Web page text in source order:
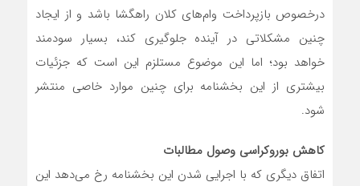
درخصوص بازپرداخت وام‌‌های کلان راهگشا باشد و از ایجاد
چنین مشکلاتی در آینده جلوگیری کند، بسیار سودمند
خواهد بود؛ اما این موضوع مستلزم این است که جزئیات
بیشتری از این بخشنامه برای چنین موارد خاصی منتشر
شود.
کاهش بوروکراسی وصول مطالبات
اتفاق دیگری که با اجرایی شدن این بخشنامه رخ می‌‌دهد این